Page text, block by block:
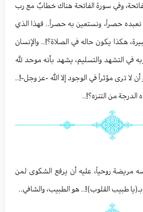
وفي سورة الفاتحة هناك خطابٌ مع رب
نعبده حصراً، ونستعين به حصراً.. فهذا الذي
هكذا يكون حاله في الصلاة؟!.. والإنسان
في التشهد والتسليم، يشهد بأنه موحد لله
لا ترى مؤثراً في الوجود إلا الله -عز وجل-!..
من التنزه؟!..
مريضة روحياً، عليه أن يرفع الشكوى لمن
طبيب القلوب)!.. هو الطبيب، والشافي..